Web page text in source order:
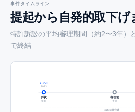
事件タイムライン
提起から自発的取下げ
特許訴訟の平均審理期間（約2〜3年）
で終結
AUG 2
2023
訴状
提起
審理前
手続
426 日間合計